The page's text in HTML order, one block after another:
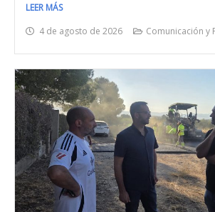
LEER MÁS
4 de agosto de 2026
Comunicación y